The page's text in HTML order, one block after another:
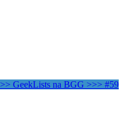
GeekLists na BGG >>> #59